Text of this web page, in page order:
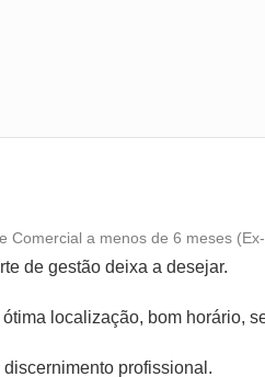
Conciliação com a vida
Benefícios
Comercial a menos de 6 meses
de gestão deixa a desejar.
localização, bom horário,
profissional.